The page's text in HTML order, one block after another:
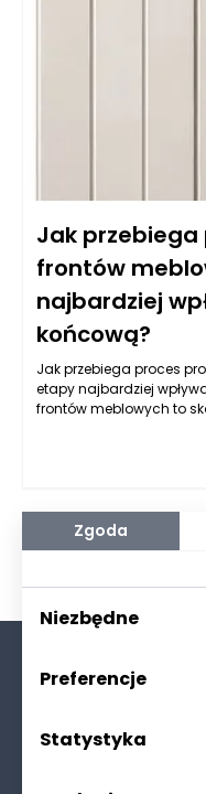
Jak
frontów
najbardziej
końcową?
Jak przebiega proces
etapy najbardziej
frontów meblowych to
Polityka prywatności
Zgoda
Niezbędne
Preferencje
Statystyka